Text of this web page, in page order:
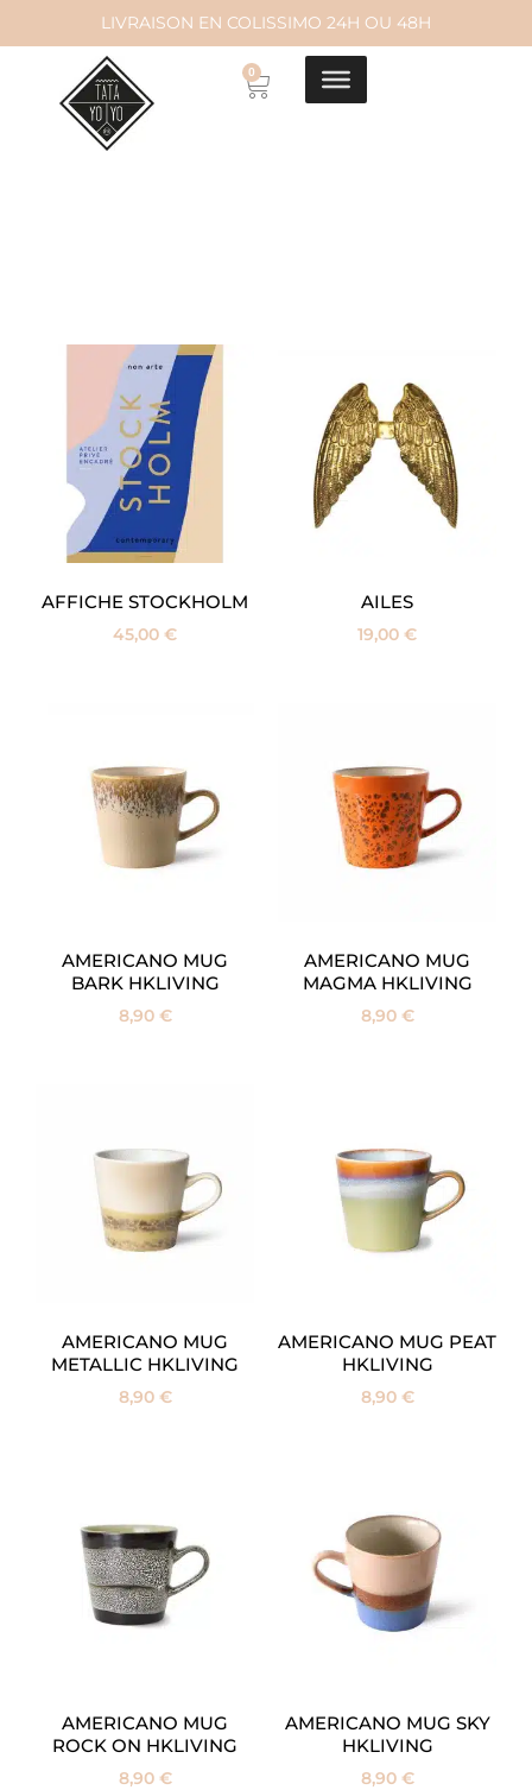
contenu
LIVRAISON EN COLISSIMO 24H OU 48H
0
AFFICHE STOCKHOLM
45,00 €
AILES
19,00 €
AMERICANO MUG
BARK HKLIVING
8,90 €
AMERICANO MUG
MAGMA HKLIVING
8,90 €
AMERICANO MUG
METALLIC HKLIVING
8,90 €
AMERICANO MUG PEAT
HKLIVING
8,90 €
AMERICANO MUG
ROCK ON HKLIVING
8,90 €
AMERICANO MUG SKY
HKLIVING
8,90 €